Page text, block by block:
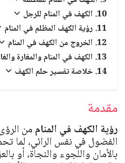
الكهف في المنام للرجل
رؤية الكهف المظلم في المنام
الخروج من الكهف في المنام
الكهف في المنام والمغارة
خلاصة تفسير حلم الكهف
مقدمة
رؤية الكهف في المناممن
الفضول في نفس الرائي، لما
بالأمان واللجوء والنجاة، أو